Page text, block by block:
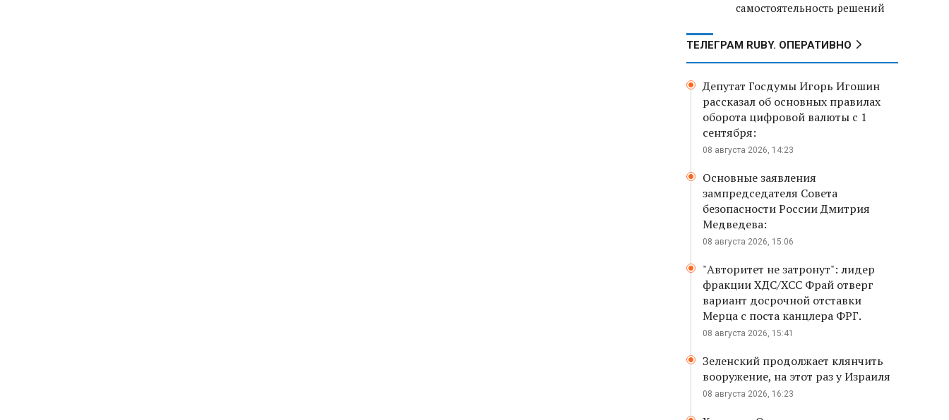
самостоятельность решений
ТЕЛЕГРАМ RUBY. ОПЕРАТИВНО
Депутат Госдумы Игорь Игошин
рассказал об основных правилах
оборота цифровой валюты с 1
сентября:
08 августа 2026, 14:23
Основные заявления
зампредседателя Совета
безопасности России Дмитрия
Медведева:
08 августа 2026, 15:06
"Авторитет не затронут": лидер
фракции ХДС/ХСС Фрай отверг
вариант досрочной отставки
Мерца с поста канцлера ФРГ.
08 августа 2026, 15:41
Зеленский продолжает клянчить
вооружение, на этот раз у Израиля
08 августа 2026, 16:23